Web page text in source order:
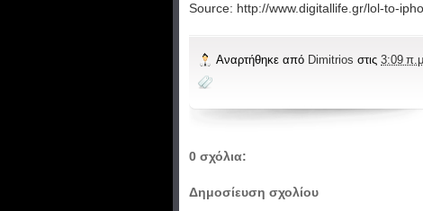
Source: http://www.digitallife.gr/lol-to-
Αναρτήθηκε από Dimitrios στις 3:09 π.μ.
0 σχόλια:
Δημοσίευση σχολίου